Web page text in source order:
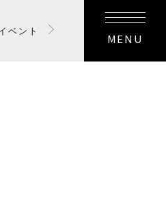
ベント
MENU